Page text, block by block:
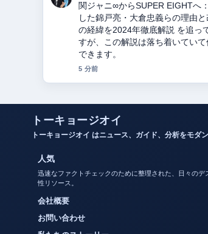
教会とは？意味・役割・宗派の
徹底解説 の背景説明が助かります
イブ更新を続けてください。
7 分前
トーキョージオイ はニュース、ガイド、分析をモダ
人気
迅速なファクトチェックのために整理された、日々のデ
性リソース。
会社概要
お問い合わせ
私たちのストーリー
プライバシーポリシー